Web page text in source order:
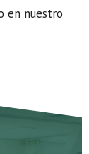
en nuestro